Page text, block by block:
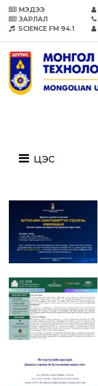
МЭДЭЭ
ЗАРЛАЛ
SCIENCE FM 94.1
цэс